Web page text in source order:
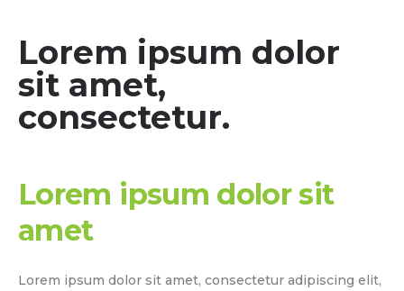
Lorem ipsum dolor
sit amet,
consectetur.
Lorem ipsum dolor sit
amet
Lorem ipsum dolor sit amet, consectetur adipiscing elit,